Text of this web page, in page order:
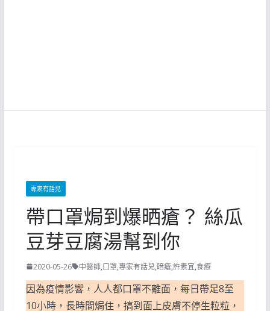
專家有話兒
帶口罩焗到爆晒瘡？ 絲瓜
豆芽豆腐湯幫到你
2020-05-26 中醫師,口罩,專家有話兒,暗瘡,許素宜,食療
因為疫情影響，人人都口罩不離面，每日帶足8至
10小時，長時間焗住，搞到面上皮膚不停生粒粒，